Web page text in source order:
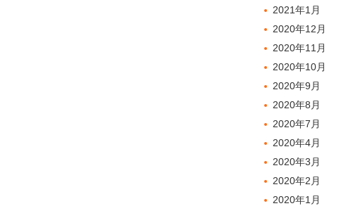
2021年1月
2020年12月
2020年11月
2020年10月
2020年9月
2020年8月
2020年7月
2020年4月
2020年3月
2020年2月
2020年1月